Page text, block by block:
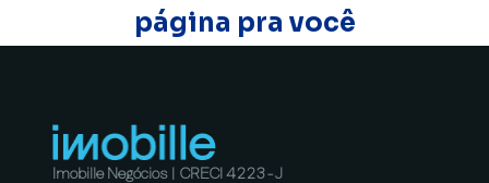
página pra você
Imobille Negócios | CRECI 4223-J